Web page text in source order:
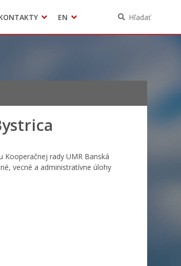
pre Ukrajinu
osobných údajov
mesta Banská Bystrica
EN Hľadať
Kooperačnej rady UMR Banská
vecné a administratívne úlohy